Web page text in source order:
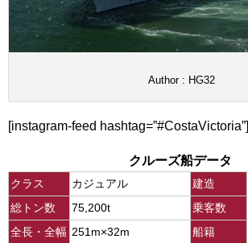
Author : HG32
[instagram-feed hashtag=”#CostaVictoria”]
クルーズ船データ
クラス カジュアル 建造
総トン数
75,200t 乗客数
全長・全幅 251m×32m 船籍